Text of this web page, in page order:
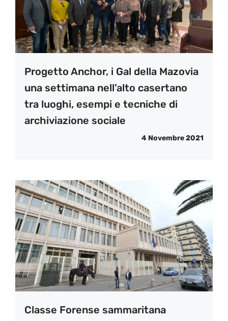
Progetto Anchor, i Gal della Mazovia
una settimana nell’alto casertano
tra luoghi, esempi e tecniche di
archiviazione sociale
4 Novembre 2021
Classe Forense sammaritana